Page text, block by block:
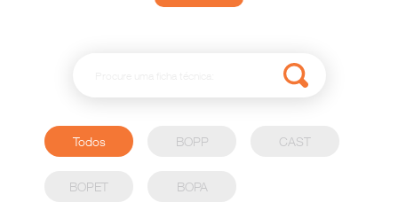
Todos BOPP CAST
BOPET BOPA